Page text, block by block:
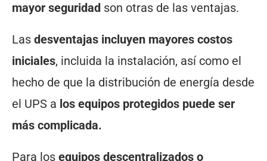
mayor seguridad son otras de las ventajas.
Las desventajas incluyen mayores costos
iniciales, incluida la instalación, así como el
hecho de que la distribución de energía desde
el UPS a los equipos protegidos puede ser
más complicada.
Para los equipos descentralizados o